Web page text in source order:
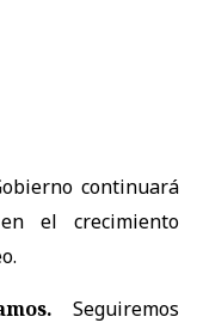
continuará
el crecimiento
Seguiremos